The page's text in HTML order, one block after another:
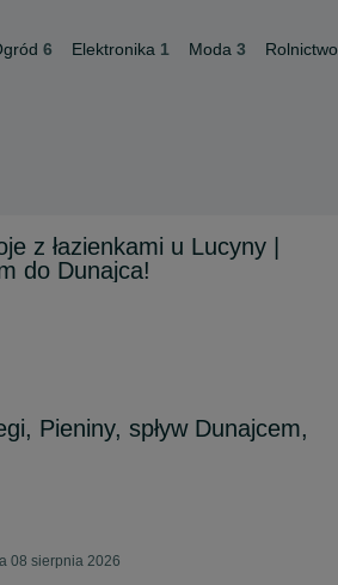
6 Elektronika 1 Moda 3 Rolnictwo
z łazienkami u Lucyny |
do Dunajca!
Pieniny, spływ Dunajcem,
08 sierpnia 2026